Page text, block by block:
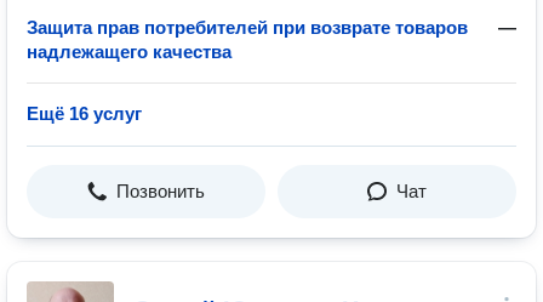
Защита прав потребителей при возврате товаров
надлежащего качества
—
Ещё 16 услуг
Позвонить Чат